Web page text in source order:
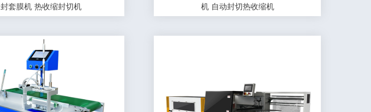
封套膜机 热收缩封切机
机 自动封切热收缩机